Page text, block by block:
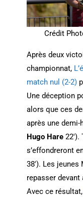
Crédit
Après deux
championnat,
match nul (2-2)
Une déception
alors que ces
après une demi-
Hugo Hare22′).
s’effondreront
38′). Les
repasser
Avec ce résultat,